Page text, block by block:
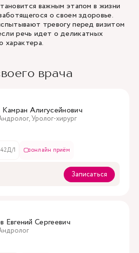
важным этапом в жизни
о своем здоровье.
тревогу перед визитом
речь идет о деликатных
характера.
врача
Камран Алигусейнович
Уролог-хирург
1 онлайн приём
Записаться
Евгений Сергеевич